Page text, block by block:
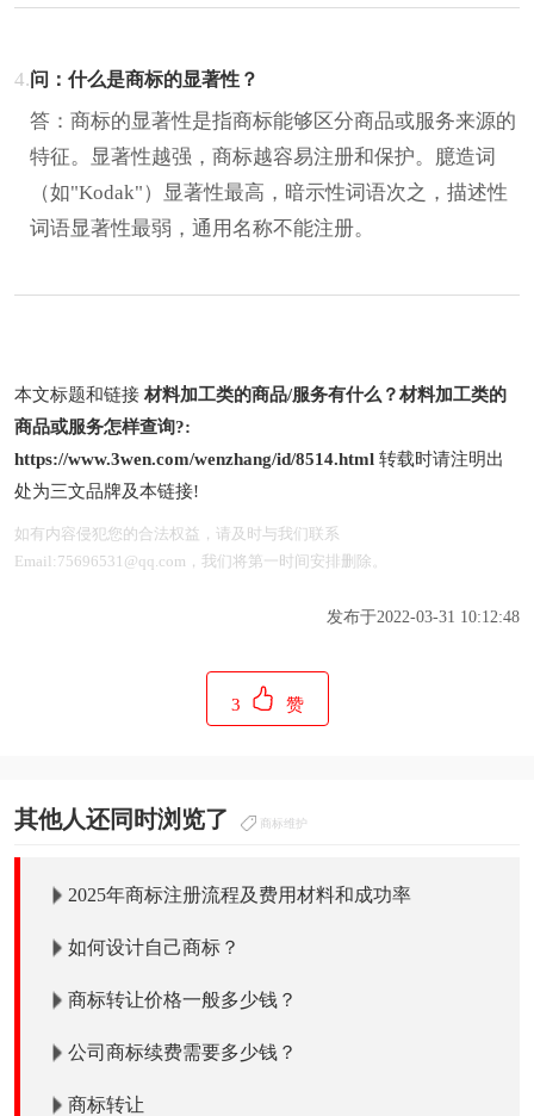
4.问：什么是商标的显著性？
答：商标的显著性是指商标能够区分商品或服务来源的
特征。显著性越强，商标越容易注册和保护。臆造词
（如"Kodak"）显著性最高，暗示性词语次之，描述性
词语显著性最弱，通用名称不能注册。
本文标题和链接 材料加工类的商品/服务有什么？材料加工类的
商品或服务怎样查询?:
https://www.3wen.com/wenzhang/id/8514.html 转载时请注明出
处为三文品牌及本链接!
如有内容侵犯您的合法权益，请及时与我们联系
Email:75696531@qq.com，我们将第一时间安排删除。
发布于2022-03-31 10:12:48
3 赞
其他人还同时浏览了 商标维护
2025年商标注册流程及费用材料和成功率
如何设计自己商标？
商标转让价格一般多少钱？
公司商标续费需要多少钱？
商标转让